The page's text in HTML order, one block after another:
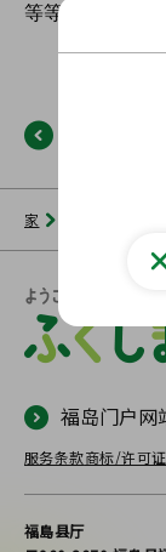
家
福岛门户网
服务条款商标/许可证
福島县厅